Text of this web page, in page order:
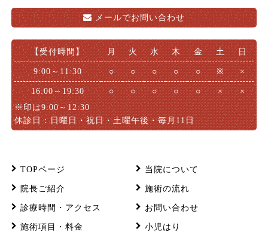
メールでお問い合わせ
【受付時間】 月 火 水 木 金 土 日
9:00～11:30 ○ ○ ○ ○ ○ ※ ×
16:00～19:30 ○ ○ ○ ○ ○ ×
×
※印は9:00～12:30
休診日：日曜日・祝日・土曜午後・毎月11日
TOPページ 当院について
院長ご紹介 施術の流れ
診療時間・アクセス お問い合わせ
施術項目・料金 小児はり